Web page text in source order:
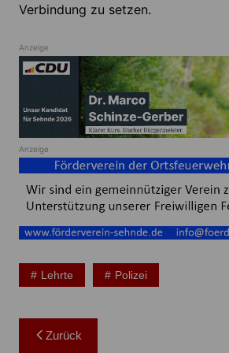
Verbindung zu setzen.
Anzeige
Anzeige
Lehrte Polizei
Beitragsnavigation
Zurück